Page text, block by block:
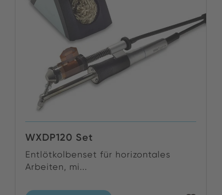
WXDP120 Set
Entlötkolbenset für horizontales
Arbeiten, mi...